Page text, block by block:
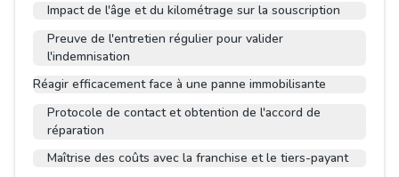
Impact de l'âge et du kilométrage sur la souscription
Preuve de l'entretien régulier pour valider
l'indemnisation
Réagir efficacement face à une panne immobilisante
Protocole de contact et obtention de l'accord de
réparation
Maîtrise des coûts avec la franchise et le tiers-payant